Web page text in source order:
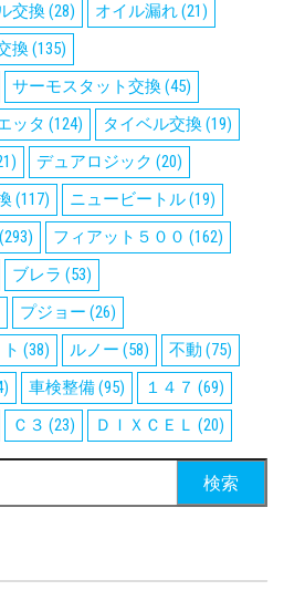
交換(28) オイル漏れ(21)
換(135)
サーモスタット交換(45)
ッタ (124) タイベル交換(19)
デュアロジック (20)
(117) ニュービートル(19)
(293) フィアット５００ (162)
ブレラ (53)
プジョー (26)
ト (38) ルノー (58) 不動 (75)
車検整備(95) １４７ (69)
Ｃ３ (23) ＤＩＸＣＥＬ (20)